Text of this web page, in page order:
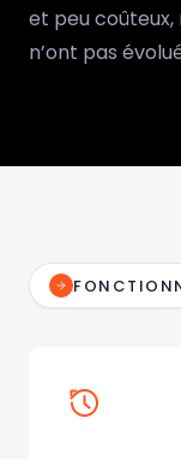
et peu coûteux,
n’ont pas